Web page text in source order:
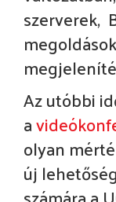
szerverek,
Az utóbbi
a
olyan
új